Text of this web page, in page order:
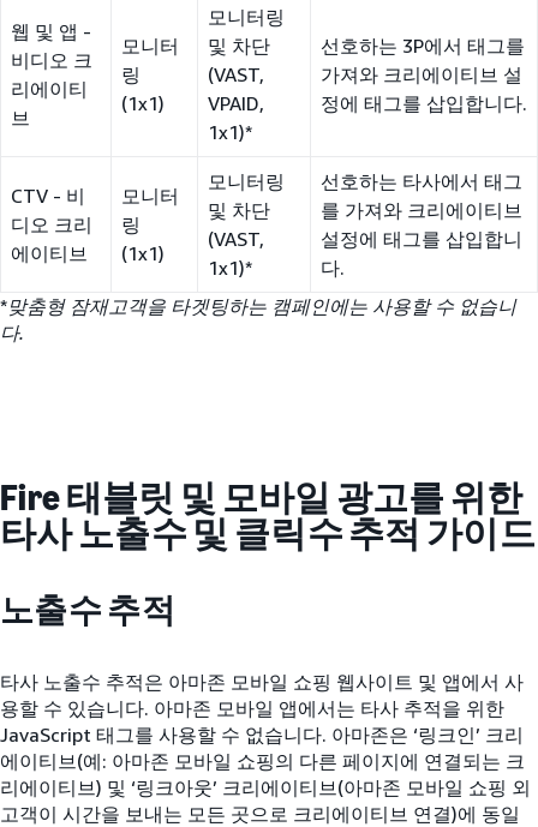
웹 및 앱 -
비디오 크
리에이티
브
모니터
링
(1x1)
모니터링
및 차단
(VAST,
VPAID,
1x1)*
선호하는 3P에서 태그를
가져와 크리에이티브 설
정에 태그를 삽입합니다.
CTV - 비
디오 크리
에이티브
모니터
링
(1x1)
모니터링
및 차단
(VAST,
1x1)*
선호하는 타사에서 태그
를 가져와 크리에이티브
설정에 태그를 삽입합니
다.
*맞춤형 잠재고객을 타겟팅하는 캠페인에는 사용할 수 없습니
다.
Fire 태블릿 및 모바일 광고를 위한
타사 노출수 및 클릭수 추적 가이드
노출수 추적
타사 노출수 추적은 아마존 모바일 쇼핑 웹사이트 및 앱에서 사
용할 수 있습니다. 아마존 모바일 앱에서는 타사 추적을 위한
JavaScript 태그를 사용할 수 없습니다. 아마존은 ‘링크인’ 크리
에이티브(예: 아마존 모바일 쇼핑의 다른 페이지에 연결되는 크
리에이티브) 및 ‘링크아웃’ 크리에이티브(아마존 모바일 쇼핑 외
고객이 시간을 보내는 모든 곳으로 크리에이티브 연결)에 동일